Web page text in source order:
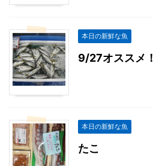
本日の新鮮な魚
9/27オススメ！
本日の新鮮な魚
たこ